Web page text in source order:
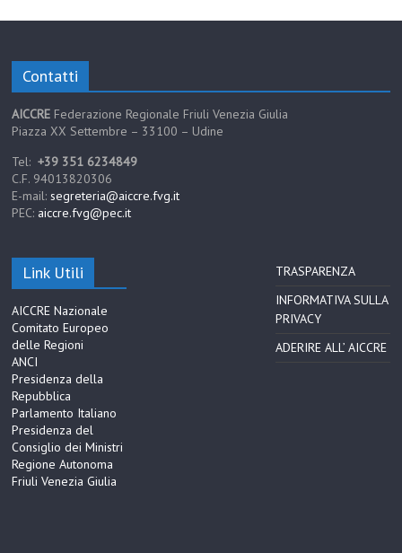
Contatti
AICCRE Federazione Regionale Friuli Venezia Giulia
Piazza XX Settembre – 33100 – Udine
Tel:+39 351 6234849
C.F. 94013820306
E-mail: segreteria@aiccre.fvg.it
PEC: aiccre.fvg@pec.it
Link Utili
AICCRE Nazionale
Comitato Europeo
delle Regioni
ANCI
Presidenza della
Repubblica
Parlamento Italiano
Presidenza del
Consiglio dei Ministri
Regione Autonoma
Friuli Venezia Giulia
TRASPARENZA
INFORMATIVA SULLA
PRIVACY
ADERIRE ALL’ AICCRE